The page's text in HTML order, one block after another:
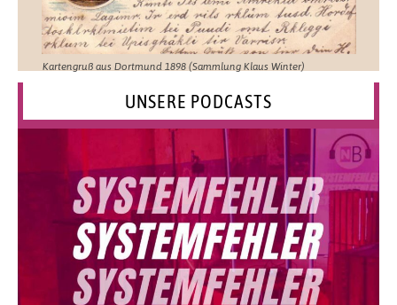
Kartengruß aus Dortmund 1898 (Sammlung Klaus Winter)
UNSERE PODCASTS